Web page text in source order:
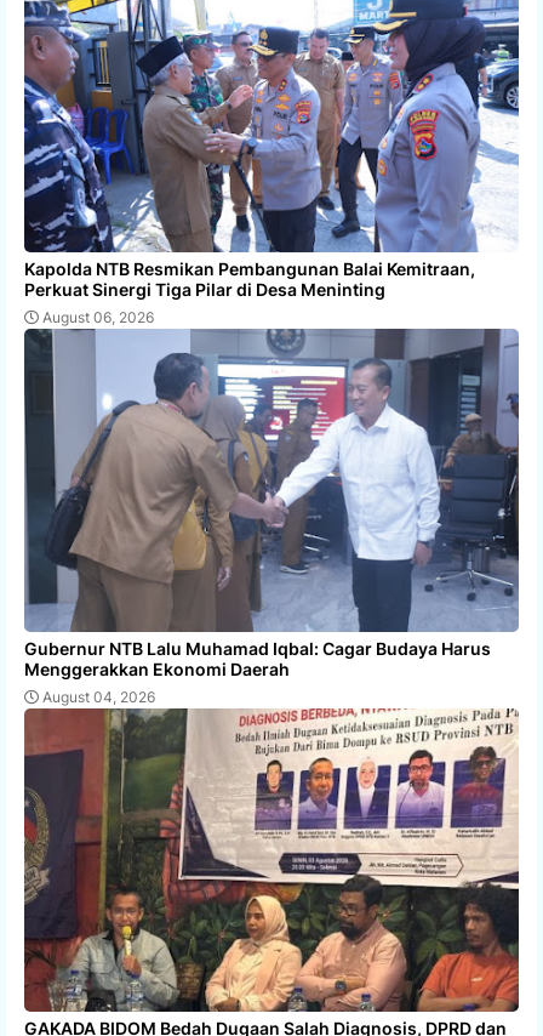
Kapolda NTB Resmikan Pembangunan Balai Kemitraan,
Perkuat Sinergi Tiga Pilar di Desa Meninting
August 06, 2026
Gubernur NTB Lalu Muhamad Iqbal: Cagar Budaya Harus
Menggerakkan Ekonomi Daerah
August 04, 2026
GAKADA BIDOM Bedah Dugaan Salah Diagnosis, DPRD dan